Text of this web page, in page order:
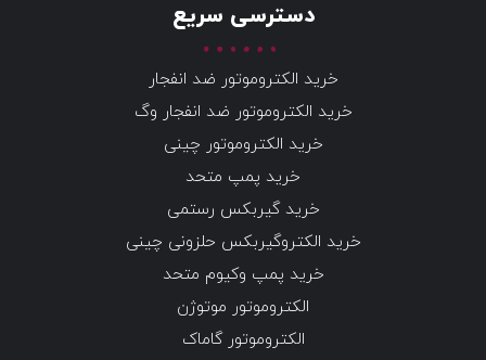
دسترسی سریع
خرید الکتروموتور ضد انفجار
خرید الکتروموتور ضد انفجار وگ
خرید الکتروموتور چینی
خرید پمپ متحد
خرید گیربکس رستمی
خرید الکتروگیربکس حلزونی چینی
خرید پمپ وکیوم متحد
الکتروموتور موتوژن
الکتروموتور گاماک